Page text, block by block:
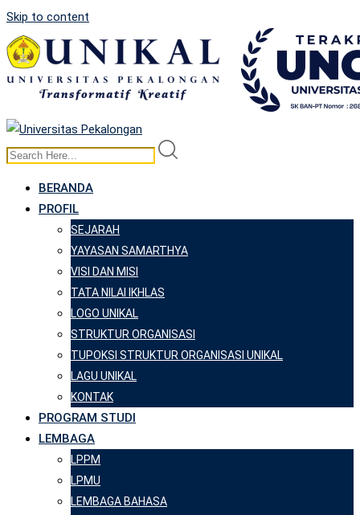
Skip to content
BERANDA
PROFIL
SEJARAH
YAYASAN SAMARTHYA
VISI DAN MISI
TATA NILAI IKHLAS
LOGO UNIKAL
STRUKTUR ORGANISASI
TUPOKSI STRUKTUR ORGANISASI UNIKAL
LAGU UNIKAL
KONTAK
PROGRAM STUDI
LEMBAGA
LPPM
LPMU
LEMBAGA BAHASA